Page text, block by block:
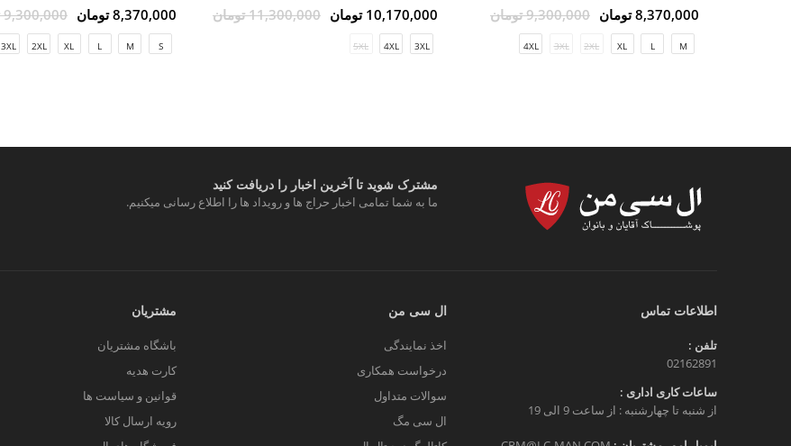
8,370,000 تومان 9,300,000 تومان
M
L
XL
2XL
3XL
4XL
10,170,000 تومان 11,300,000 تومان
3XL
4XL
5XL
8,370,000 تومان 9,300,000 تومان
S
M
L
XL
2XL
3XL
مشترک شوید تا آخرین اخبار را دریافت کنید
ما به شما تمامی اخبار حراج ها و رویداد ها را اطلاع رسانی میکنیم.
اطلاعات تماس
تلفن :
02162891
ساعات کاری اداری :
از شنبه تا چهارشنبه : از ساعت 9 الی 19
ال سی من
اخذ نمایندگی
درخواست همکاری
سوالات متداول
ال سی مگ
مشتریان
باشگاه مشتریان
کارت هدیه
قوانین و سیاست ها
رویه ارسال کالا